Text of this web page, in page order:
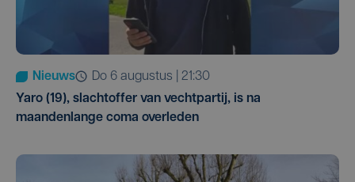
Nieuws
do 6 augustus | 21:30
Yaro (19), slachtoffer van vechtpartij, is na
maandenlange coma overleden